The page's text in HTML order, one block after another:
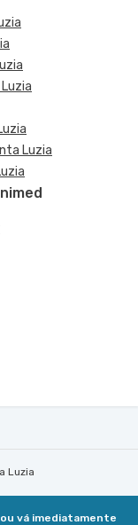
Luzia
Luzia
ou vá imediatamente